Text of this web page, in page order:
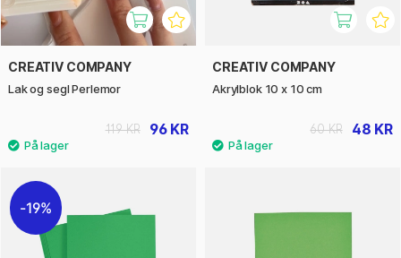
CREATIV COMPANY
Lak og segl Perlemor
96 KR
119 KR
CREATIV COMPANY
Akrylblok 10 x 10 cm
48 KR
60 KR
19%